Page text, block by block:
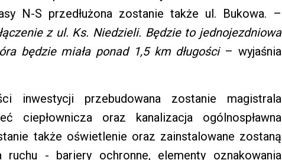
N-S przedłużona zostanie także ul. Bukowa. –
z ul. Ks. Niedzieli. Będzie to jednojezdniowa
będzie miała ponad 1,5 km długości – wyjaśnia
inwestycji przebudowana zostanie magistrala
ciepłownicza oraz kanalizacja ogólnospławna
także oświetlenie oraz zainstalowane zostaną
ruchu - bariery ochronne, elementy oznakowania